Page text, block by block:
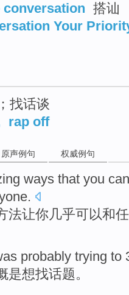
搭讪
Your
找话谈
rap off
原声例句 权威例句
ways that you can
.
法让你几乎可以和
probably trying to
是想找话题。